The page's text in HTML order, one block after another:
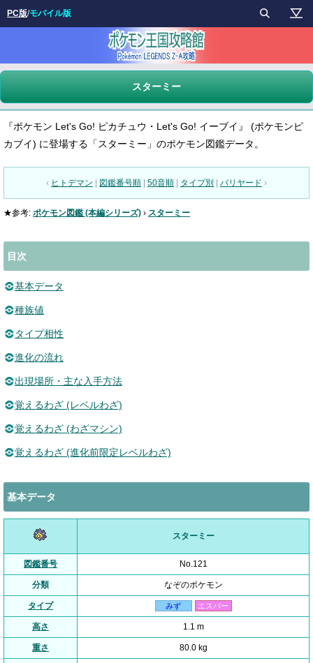
スターミー
『ポケモン Let's Go! ピカチュウ・Let's Go! イーブイ』 (ポケモンピ
カブイ) に登場する「スターミー」のポケモン図鑑データ。
‹ ヒトデマン 図鑑番号順 50音順 タイプ別 バリヤード ›
★参考: ポケモン図鑑 (本編シリーズ) › スターミー
目次
基本データ
種族値
タイプ相性
進化の流れ
出現場所・主な入手方法
覚えるわざ (レベルわざ)
覚えるわざ (わざマシン)
覚えるわざ (進化前限定レベルわざ)
基本データ
スターミー
図鑑番号 No.121
分類 なぞのポケモン
タイプ みず エスパー
高さ 1.1 m
重さ 80.0 kg
PC版/モバイル版